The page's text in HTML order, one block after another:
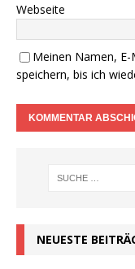
Webseite
Meinen Namen,
speichern, bis ich
NEUESTE